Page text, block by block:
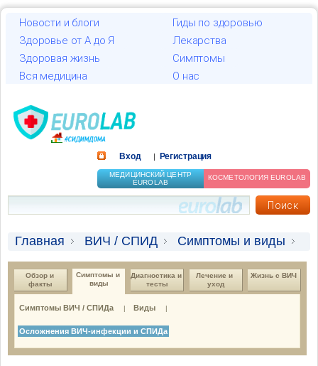
Новости и блоги
Гиды по здоровью
Здоровье от А до Я
Лекарства
Здоровая жизнь
Симптомы
Вся медицина
О нас
Вход Регистрация
МЕДИЦИНСКИЙ ЦЕНТР
EUROLAB
КОСМЕТОЛОГИЯ EUROLAB
Главная ВИЧ / СПИД
Симптомы и виды
Осложнения ВИЧ-инфекции и СПИДа
Обзор и
факты
Симптомы и
виды
Диагностика и
тесты
Лечение и
уход
Жизнь с ВИЧ
Симптомы ВИЧ / СПИДа Виды
Осложнения ВИЧ-инфекции и СПИДа